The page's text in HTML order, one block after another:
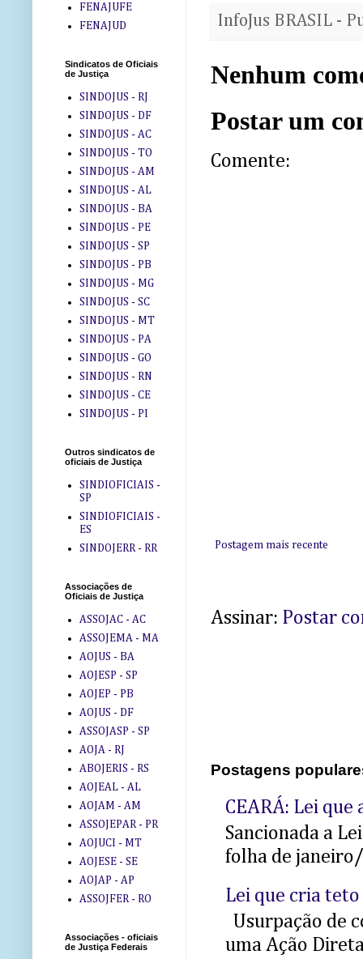
InfoJus BRASIL -
Nenhum
Postar um
Comente:
Postagem mais recente
Assinar: Postar
Postagens
CEARÁ: Lei
Sancionada a
folha de
Lei que cria
Usurpação de
uma Ação
FENAJUFE
FENAJUD
Sindicatos de Oficiais
de Justiça
SINDOJUS - RJ
SINDOJUS - DF
SINDOJUS - AC
SINDOJUS - TO
SINDOJUS - AM
SINDOJUS - AL
SINDOJUS - BA
SINDOJUS - PE
SINDOJUS - SP
SINDOJUS - PB
SINDOJUS - MG
SINDOJUS - SC
SINDOJUS - MT
SINDOJUS - PA
SINDOJUS - GO
SINDOJUS - RN
SINDOJUS - CE
SINDOJUS - PI
Outros sindicatos de
oficiais de Justiça
SINDIOFICIAIS -
SP
SINDIOFICIAIS -
ES
SINDOJERR - RR
Associações de
Oficiais de Justiça
ASSOJAC - AC
ASSOJEMA - MA
AOJUS - BA
AOJESP - SP
AOJEP - PB
AOJUS - DF
ASSOJASP - SP
AOJA - RJ
ABOJERIS - RS
AOJEAL - AL
AOJAM - AM
ASSOJEPAR - PR
AOJUCI - MT
AOJESE - SE
AOJAP - AP
ASSOJFER - RO
Associações - oficiais
de Justiça Federais